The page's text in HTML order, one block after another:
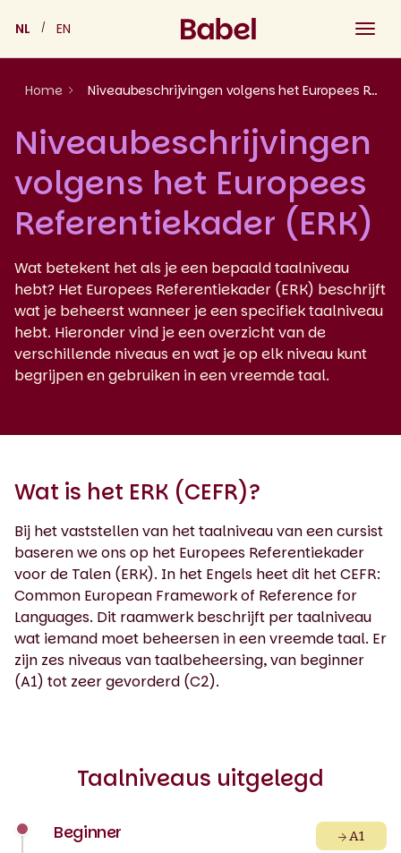
content
NL EN
Home Niveaubeschrijvingen volgens het Europees Referentiekader (ERK)
Niveaubeschrijvingen
volgens het Europees
Referentiekader (ERK)
Wat betekent het als je een bepaald taalniveau
hebt? Het Europees Referentiekader (ERK) beschrijft
wat je beheerst wanneer je een specifiek taalniveau
hebt. Hieronder vind je een overzicht van de
verschillende niveaus en wat je op elk niveau kunt
begrijpen en gebruiken in een vreemde taal.
Wat is het ERK (CEFR)?
Bij het vaststellen van het taalniveau van een cursist
baseren we ons op het Europees Referentiekader
voor de Talen (ERK). In het Engels heet dit het CEFR:
Common European Framework of Reference for
Languages. Dit raamwerk beschrijft per taalniveau
wat iemand moet beheersen in een vreemde taal. Er
zijn zes niveaus van taalbeheersing, van beginner
(A1) tot zeer gevorderd (C2).
Taalniveaus uitgelegd
Beginner A1